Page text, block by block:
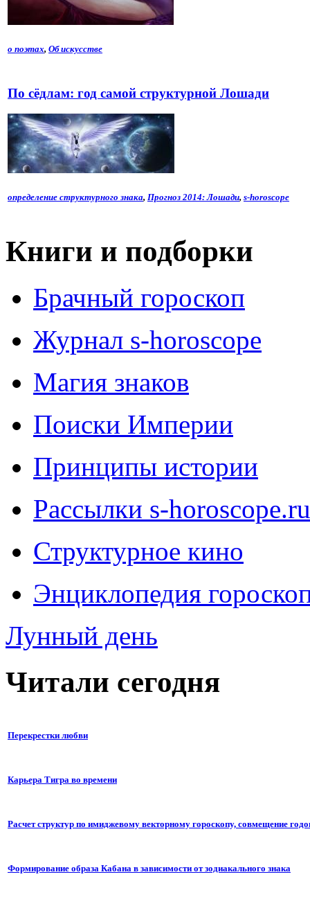
о поэтах, Об искусстве
По сёдлам: год самой структурной Лошади
определение структурного знака, Прогноз 2014: Лошади, s-horoscope
Книги и подборки
Брачный гороскоп
Журнал s-horoscope
Магия знаков
Поиски Империи
Принципы истории
Рассылки s-horoscope.ru
Структурное кино
Энциклопедия
Лунный день
Читали сегодня
Перекрестки любви
Карьера Тигра во времени
Расчет структур по имиджевому векторному гороскопу, совмещение
Формирование образа Кабана в зависимости от зодиакального знака